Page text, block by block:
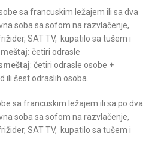
sa francuskim ležajem ili sa dva
soba sa sofom na razvlačenje,
SAT TV, kupatilo sa tušem i
četiri odrasle
: četiri odrasle osobe +
ili šest odraslih osoba.
sa francuskim ležajem ili sa po dva
soba sa sofom na razvlačenje,
SAT TV, kupatilo sa tušem i